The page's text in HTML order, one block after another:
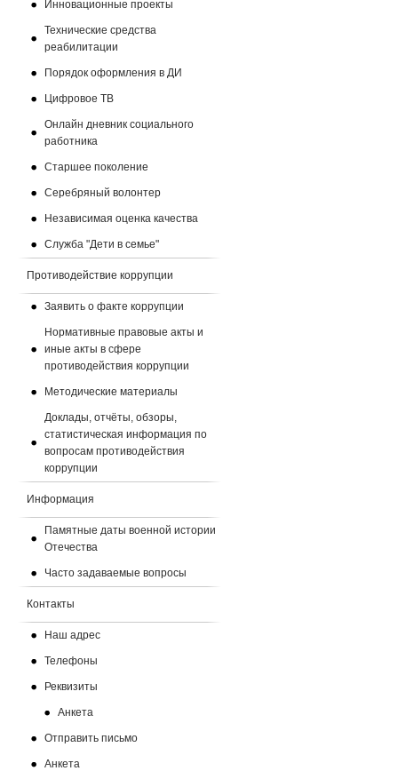
Инновационные проекты
Технические средства
реабилитации
Порядок оформления в ДИ
Цифровое ТВ
Онлайн дневник социального
работника
Старшее поколение
Серебряный волонтер
Независимая оценка качества
Служба "Дети в семье"
Противодействие коррупции
Заявить о факте коррупции
Нормативные правовые акты и
иные акты в сфере
противодействия коррупции
Методические материалы
Доклады, отчёты, обзоры,
статистическая информация по
вопросам противодействия
коррупции
Информация
Памятные даты военной истории
Отечества
Часто задаваемые вопросы
Контакты
Наш адрес
Телефоны
Реквизиты
Анкета
Отправить письмо
Анкета